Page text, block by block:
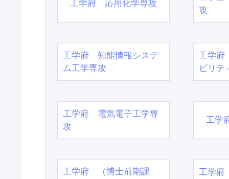
工学府 応用化学専攻
攻
工学府 知能情報システ
ム工学専攻
工学府
ビリテ
工学府 電気電子工学専
攻
工学
工学府 （博士前期課
工学